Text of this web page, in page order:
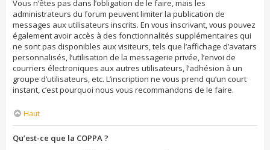
Vous n’êtes pas dans l’obligation de le faire, mais les
administrateurs du forum peuvent limiter la publication de
messages aux utilisateurs inscrits. En vous inscrivant, vous pouvez
également avoir accès à des fonctionnalités supplémentaires qui
ne sont pas disponibles aux visiteurs, tels que l’affichage d’avatars
personnalisés, l’utilisation de la messagerie privée, l’envoi de
courriers électroniques aux autres utilisateurs, l’adhésion à un
groupe d’utilisateurs, etc. L’inscription ne vous prend qu’un court
instant, c’est pourquoi nous vous recommandons de le faire.
Haut
Qu’est-ce que la COPPA ?